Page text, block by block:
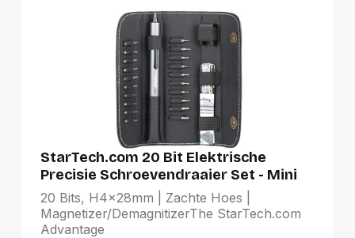
StarTech.com 20 Bit Elektrische
Precisie Schroevendraaier Set - Mini
Schroevendraaier op Batterij voor
Laptop, Computer, Tablet, Telefoon &
Electronica Reparatie - Magnetisch -
20 Bits, H4x28mm | Zachte Hoes |
Magnetizer/DemagnitizerThe StarTech.com
Advantage